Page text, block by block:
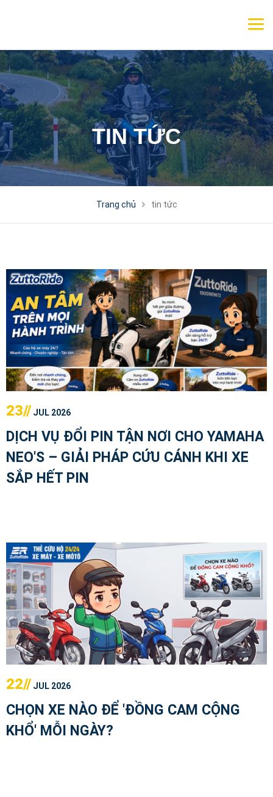
TIN TỨC
Trang chủ tin tức
23// JUL 2026
DỊCH VỤ ĐỔI PIN TẬN NƠI CHO YAMAHA
NEO'S – GIẢI PHÁP CỨU CÁNH KHI XE
SẮP HẾT PIN
22// JUL 2026
CHỌN XE NÀO ĐỂ 'ĐỒNG CAM CỘNG
KHỔ' MỖI NGÀY?